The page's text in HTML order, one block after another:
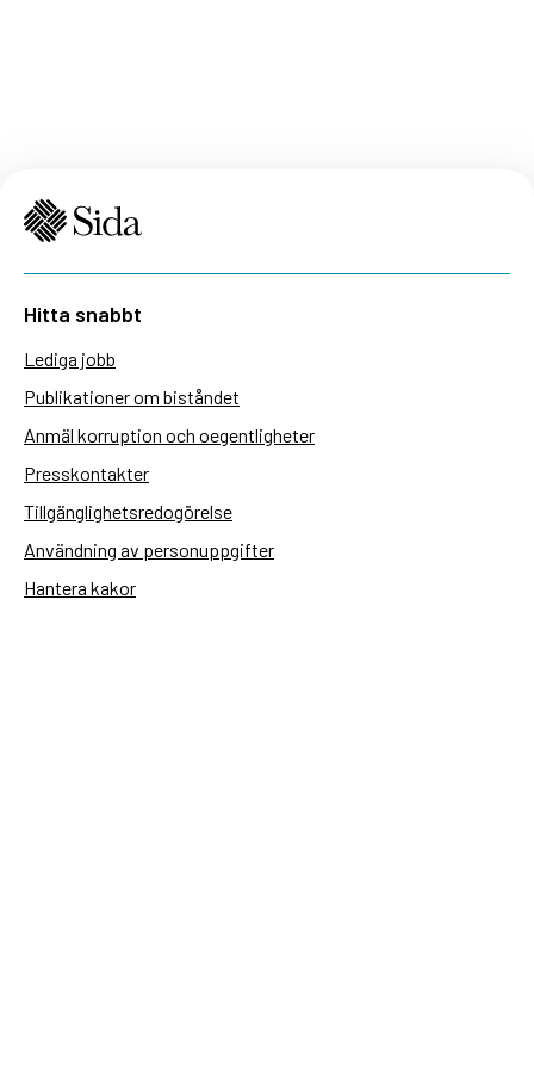
Hitta snabbt
Lediga jobb
Publikationer om biståndet
Anmäl korruption och oegentligheter
Presskontakter
Tillgänglighetsredogörelse
Användning av personuppgifter
Hantera kakor